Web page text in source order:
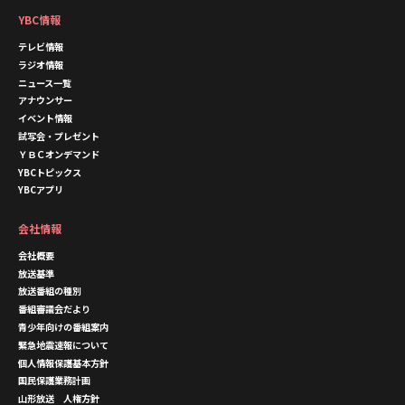
YBC情報
テレビ情報
ラジオ情報
ニュース一覧
アナウンサー
イベント情報
試写会・プレゼント
ＹＢＣオンデマンド
YBCトピックス
YBCアプリ
会社情報
会社概要
放送基準
放送番組の種別
番組審議会だより
青少年向けの番組案内
緊急地震速報について
個人情報保護基本方針
国民保護業務計画
山形放送 人権方針